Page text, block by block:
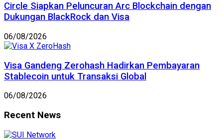
Circle Siapkan Peluncuran Arc Blockchain dengan
Dukungan BlackRock dan Visa
06/08/2026
Visa Gandeng Zerohash Hadirkan Pembayaran
Stablecoin untuk Transaksi Global
06/08/2026
Recent News